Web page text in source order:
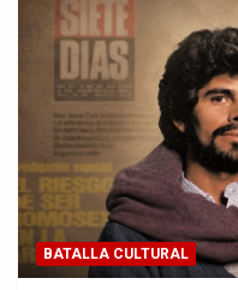
BATALLA CULTURAL